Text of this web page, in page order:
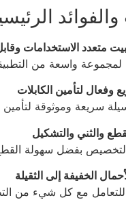
متعدد الاستخدامات
واسعة من
وفعال لتأمين الكابلات
سريعة وموثوقة لتأمين
والثني والتشكيل
بفضل سهولة
الخفيفة إلى الثقيلة
مع كل شيء من